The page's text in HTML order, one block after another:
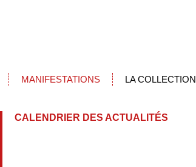
MANIFESTATIONS LA COLLECTION
CALENDRIER DES ACTUALITÉS